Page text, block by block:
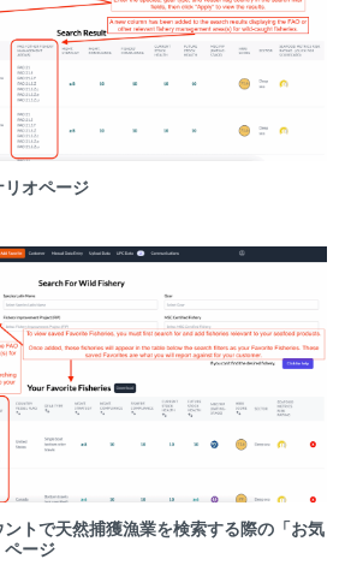
オページ
トで天然捕獲漁業を検索する際の「お気
ページ